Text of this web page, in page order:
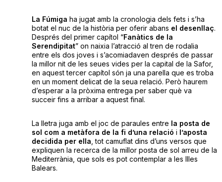
La Fúmiga ha jugat amb la cronologia dels fets i s’ha
botat el nuc de la història per oferir abans el desenllaç.
Després del primer capítol “Fanàtics de la
Serendipitat” on naixia l’atracció al tren de rodalia
entre els dos joves i s’acomiadaven després de passar
la millor nit de les seues vides per la capital de la Safor,
en aquest tercer capítol són ja una parella que es troba
en un moment delicat de la seua relació. Però haurem
d’esperar a la pròxima entrega per saber què va
succeir fins a arribar a aquest final.
La lletra juga amb el joc de paraules entre la posta de
sol com a metàfora de la fi d’una relació i l’aposta
decidida per ella , tot camuflat dins d’uns versos que
expliquen la recerca de la millor posta de sol arreu de la
Mediterrània, que sols es pot contemplar a les Illes
Balears.